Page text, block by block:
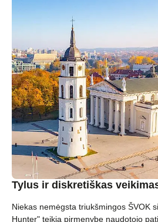
Tylus ir diskretiškas
Niekas nemėgsta triukšmingos ŠVOK
Hunter" teikia pirmenybę naudotojo